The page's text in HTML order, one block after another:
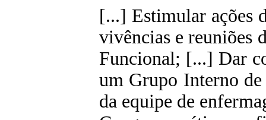
[...] Estimular ações
vivências e reuniões
Funcional; [...] Dar
um Grupo Interno
da equipe de